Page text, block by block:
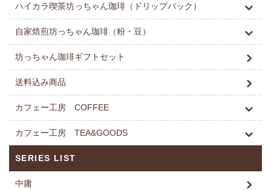
ハイカラ喫茶坊っちゃん珈琲（ドリップバック）
自家焙煎坊っちゃん珈琲（粉・豆）
坊っちゃん珈琲ギフトセット
送料込み商品
カフェー工房 COFFEE
カフェー工房 TEA&GOODS
SERIES LIST
中庸